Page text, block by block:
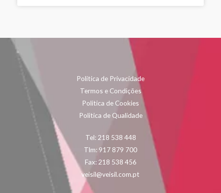
Politica de Privacidade
Termos e Condições
Politica de Cookies
Politica de Qualidade
Tel: 218 538 448
Tlm: 917 879 700
Fax: 218 538 456
veisil@veisil.com.pt